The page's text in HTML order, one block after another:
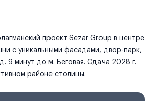
проект Sezar Group в центре
с уникальными фасадами, двор-парк,
9 минут до м. Беговая. Сдача 2028 г.
районе столицы.